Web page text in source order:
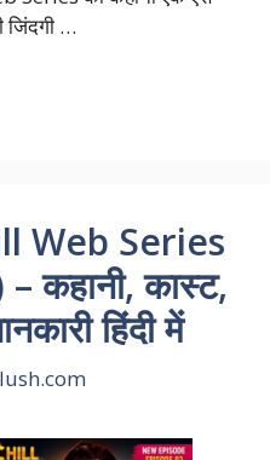
जिंदगी …
Web Series
कहानी, कास्ट,
हिंदी में